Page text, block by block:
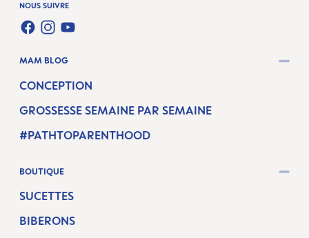
NOUS SUIVRE
FACEBOOK
INSTAGRAM
YOUTUBE
MAM BLOG
CONCEPTION
GROSSESSE SEMAINE PAR SEMAINE
#PATHTOPARENTHOOD
BOUTIQUE
SUCETTES
BIBERONS